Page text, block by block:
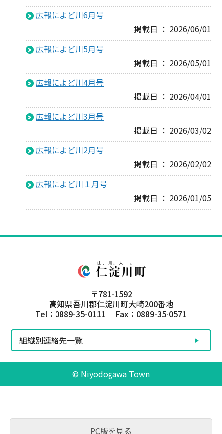
広報によど川6月号
掲載日 ： 2026/06/01
広報によど川5月号
掲載日 ： 2026/05/01
広報によど川4月号
掲載日 ： 2026/04/01
広報によど川3月号
掲載日 ： 2026/03/02
広報によど川2月号
掲載日 ： 2026/02/02
広報によど川１月号
掲載日 ： 2026/01/05
〒781-1592
高知県吾川郡仁淀川町大崎200番地
Tel：0889-35-0111 Fax：0889-35-0571
組織別連絡先一覧
© Niyodogawa Town
PC版を見る